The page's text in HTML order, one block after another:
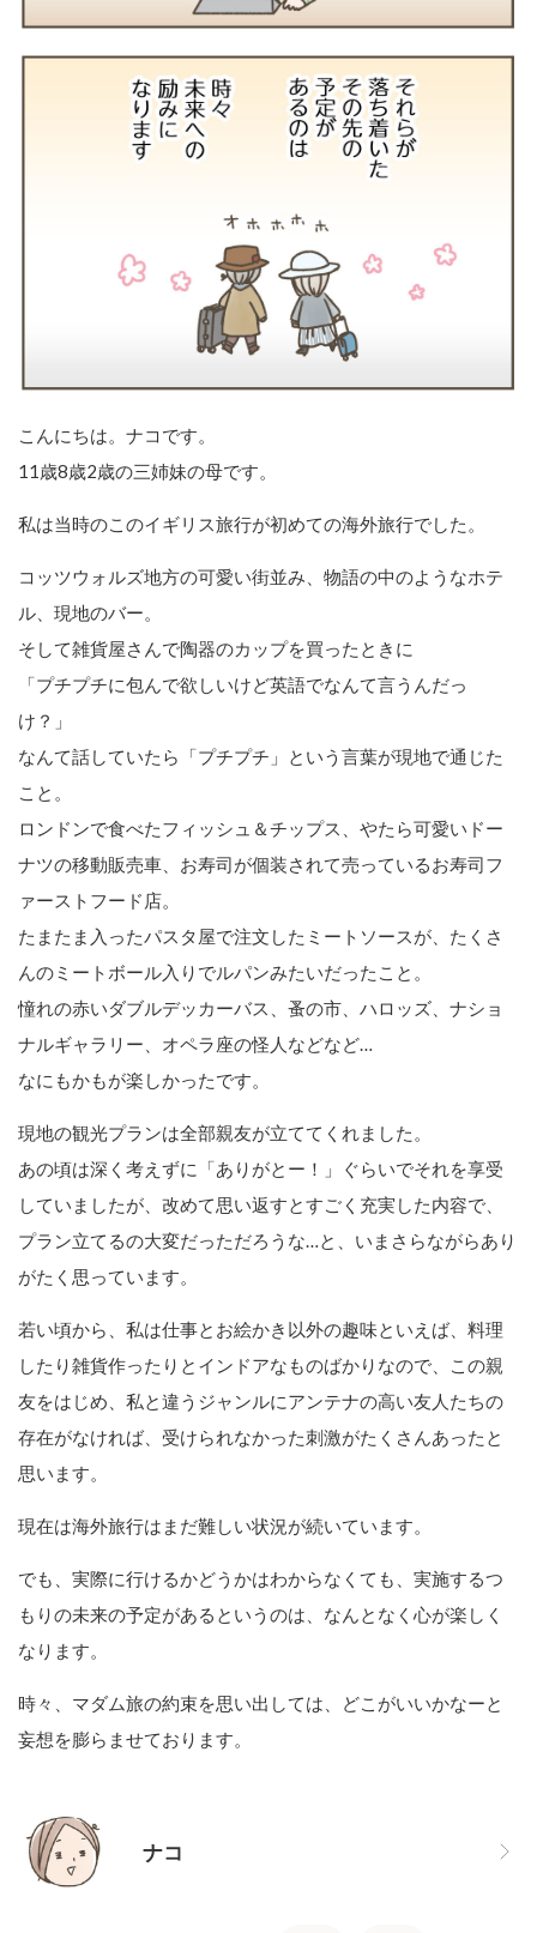
こんにちは。ナコです。
11歳8歳2歳の三姉妹の母です。
私は当時のこのイギリス旅行が初めての海外旅行でした。
コッツウォルズ地方の可愛い街並み、物語の中のようなホテ
ル、現地のバー。
そして雑貨屋さんで陶器のカップを買ったときに
「プチプチに包んで欲しいけど英語でなんて言うんだっ
け？」
なんて話していたら「プチプチ」という言葉が現地で通じた
こと。
ロンドンで食べたフィッシュ＆チップス、やたら可愛いドー
ナツの移動販売車、お寿司が個装されて売っているお寿司フ
ァーストフード店。
たまたま入ったパスタ屋で注文したミートソースが、たくさ
んのミートボール入りでルパンみたいだったこと。
憧れの赤いダブルデッカーバス、蚤の市、ハロッズ、ナショ
ナルギャラリー、オペラ座の怪人などなど…
なにもかもが楽しかったです。
現地の観光プランは全部親友が立ててくれました。
あの頃は深く考えずに「ありがとー！」ぐらいでそれを享受
していましたが、改めて思い返すとすごく充実した内容で、
プラン立てるの大変だっただろうな…と、いまさらながらあり
がたく思っています。
若い頃から、私は仕事とお絵かき以外の趣味といえば、料理
したり雑貨作ったりとインドアなものばかりなので、この親
友をはじめ、私と違うジャンルにアンテナの高い友人たちの
存在がなければ、受けられなかった刺激がたくさんあったと
思います。
現在は海外旅行はまだ難しい状況が続いています。
でも、実際に行けるかどうかはわからなくても、実施するつ
もりの未来の予定があるというのは、なんとなく心が楽しく
なります。
時々、マダム旅の約束を思い出しては、どこがいいかなーと
妄想を膨らませております。
ナコ